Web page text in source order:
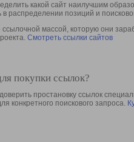
какой сайт наилучшим
раcпределении позиций и
массой, которую они
Смотреть ссылки сайтов
покупки ссылок?
простановку ссылок
конкретного поискового запроса.